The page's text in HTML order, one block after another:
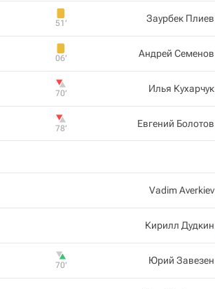
Заурбек Плиев
51‎’‎
Андрей Семенов
06‎’‎
Илья Кухарчук
70‎’‎
Евгений Болотов
78‎’‎
Vadim Averkiev
Кирилл Дудкин
Юрий Завезен
70‎’‎